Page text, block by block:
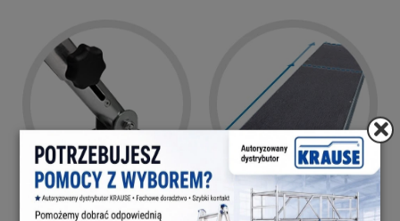
Teleskopowe podpory
Podest wykonany z płyty